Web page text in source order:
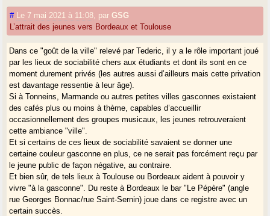
# Le 7 mai 2021 à 11:08 parGSG
L’attrait des jeunes vers Bordeaux et Toulouse
Dans ce "goût de la ville" relevé par Tederic, il y a le rôle important joué
par les lieux de sociabilité chers aux étudiants et dont ils sont en ce
moment durement privés (les autres aussi d’ailleurs mais cette privation
est davantage ressentie à leur âge).
Si à Tonneins, Marmande ou autres petites villes gasconnes existaient
des cafés plus ou moins à thème, capables d’accueillir
occasionnellement des groupes musicaux, les jeunes retrouveraient
cette ambiance "ville".
Et si certains de ces lieux de sociabilité savaient se donner une
certaine couleur gasconne en plus, ce ne serait pas forcément reçu par
le jeune public de façon négative, au contraire.
Et bien sûr, de tels lieux à Toulouse ou Bordeaux aident à pouvoir y
vivre "à la gasconne". Du reste à Bordeaux le bar "Le Pépère" (angle
rue Georges Bonnac/rue Saint-Sernin) joue dans ce registre avec un
certain succès.